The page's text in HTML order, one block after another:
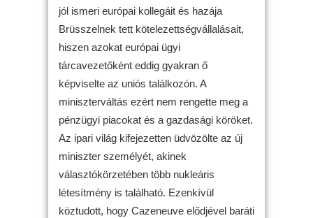
jól ismeri európai kollegáit és hazája
Brüsszelnek tett kötelezettségvállalásait,
hiszen azokat európai ügyi
tárcavezetőként eddig gyakran ő
képviselte az uniós találkozón. A
miniszterváltás ezért nem rengette meg a
pénzügyi piacokat és a gazdasági köröket.
Az ipari világ kifejezetten üdvözölte az új
miniszter személyét, akinek
választókörzetében több nukleáris
létesítmény is található. Ezenkívül
köztudott, hogy Cazeneuve elődjével baráti